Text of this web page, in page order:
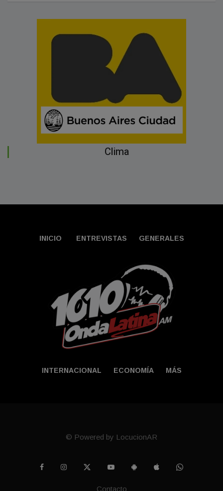
Clima
INICIO ENTREVISTAS GENERALES
INTERNACIONAL ECONOMÍA MÁS
© Powered by LocucionAR
Contacto